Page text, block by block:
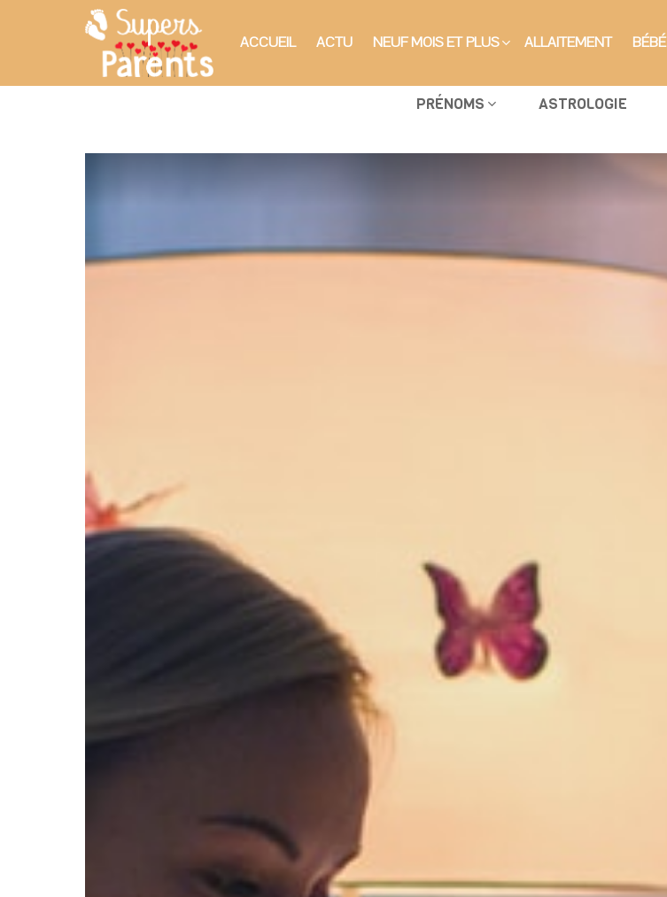
ACCUEIL ACTU NEUF MOIS ET PLUS ALLAITEMENT BÉBÉ
PRÉNOMS ASTROLOGIE